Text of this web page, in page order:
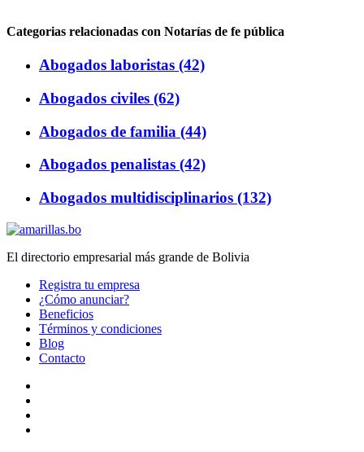
Categorias relacionadas con Notarías de fe pública
Abogados laboristas (42)
Abogados civiles (62)
Abogados de familia (44)
Abogados penalistas (42)
Abogados multidisciplinarios (132)
El directorio empresarial más grande de Bolivia
Registra tu empresa
¿Cómo anunciar?
Beneficios
Términos y condiciones
Blog
Contacto